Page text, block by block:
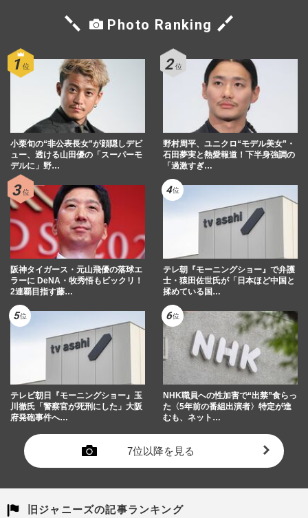
Photo Ranking
小栗旬の“非公表長女”が顔隠しデビ
ュー、透ける山田優の「スーパーモ
デルに」野…
野村周平、ユニクロ“モデル美女”・
石田夢実と熱愛報道！下半身強調の
「過激すぎ…
阪神タイガース・元山飛優の落球エ
ラーに DeNA・牧秀悟もビックリ！
2連覇目指す藤…
テレ朝『モーニングショー』で弁護
士・猿田佐世氏が「日本ほど中国と
揉めている国…
テレビ朝日『モーニングショー』玉
川徹氏「警察官が死刑にした」大阪
府発砲事件へ…
NHK職員への性加害で“出禁”食らっ
た〈5年前の番組出演者〉特定が進
むも、ネット…
7位以降を見る
旧ジャニーズの記事ランキング